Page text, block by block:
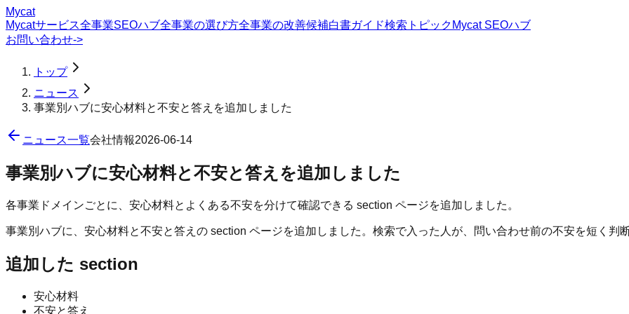
Mycat
Mycatサービス全事業SEOハブ全事業の選び方全事業の改善候補白書ガイド検索トピック Mycat SEOハブ
お問い合わせ->
トップ
ニュース
事業別ハブに安心材料と不安と答えを追加しました
ニュース一覧会社情報2026-06-14
事業別ハブに安心材料と不安と答えを追加しました
各事業ドメインごとに、安心材料とよくある不安を分けて確認できる section ページを追加しました。
事業別ハブに、安心材料と不安と答えの section ページを追加しました。検索で入った人が、問い合わせ前の不安を短く判
追加した section
安心材料
不安と答え